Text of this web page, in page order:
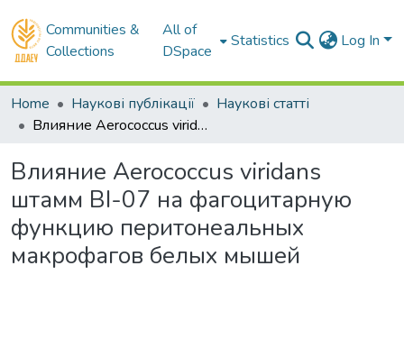
Communities &
Collections
All of
DSpace
Statistics Log In
Home Наукові публікації
Наукові статті
Влияние Aerococcus viridans штамм BI-07 на фагоцитарную функцию перитонеальных макрофагов белых мышей
Влияние Aerococcus viridans
штамм BI-07 на фагоцитарную
функцию перитонеальных
макрофагов белых мышей